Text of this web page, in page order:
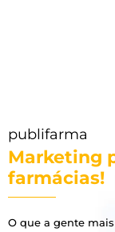
publifarma
Marketing
farmácias!
O que a gente